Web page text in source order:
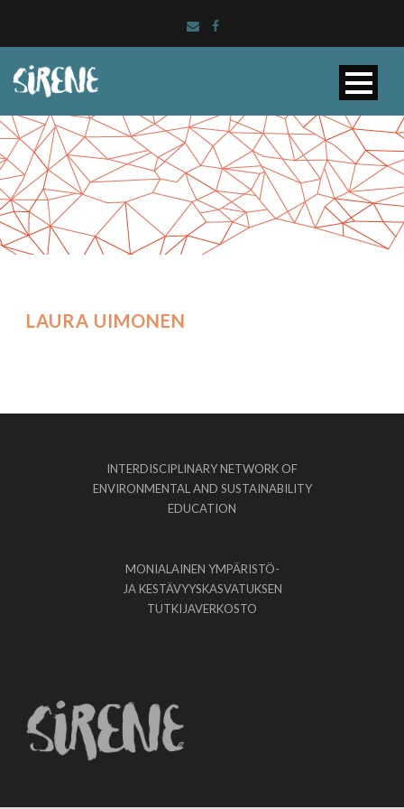
LAURA UIMONEN
INTERDISCIPLINARY NETWORK OF
ENVIRONMENTAL AND SUSTAINABILITY
EDUCATION
MONIALAINEN YMPÄRISTÖ-
JA KESTÄVYYSKASVATUKSEN
TUTKIJAVERKOSTO